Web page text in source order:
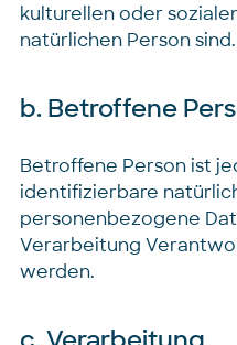
kulturellen oder
natürlichen Person sind.
b. Betroffene
Betroffene Person ist
identifizierbare
personenbezogene
Verarbeitung
werden.